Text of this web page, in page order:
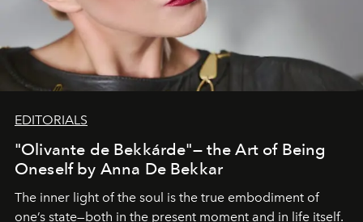
EDITORIALS
"Olivante de Bekkárde"— the Art of Being
Oneself by Anna De Bekkar
The inner light of the soul is the true embodiment of
one’s state—both in the present moment and in life itself.